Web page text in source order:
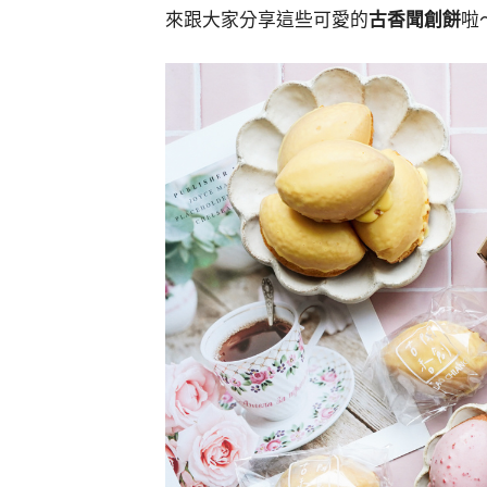
來跟大家分享這些可愛的古香聞創餅啦